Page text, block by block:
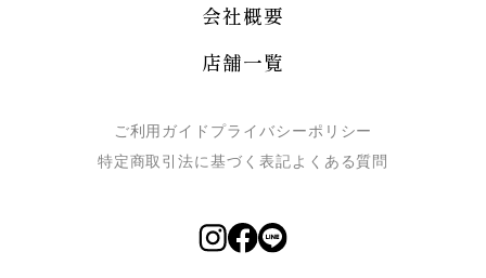
会社概要
店舗一覧
ご利用ガイド プライバシーポリシー
特定商取引法に基づく表記よくある質問